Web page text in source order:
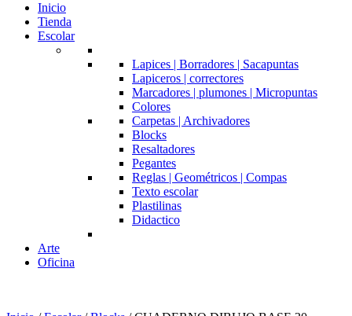
Inicio
Tienda
Escolar
Lapices | Borradores | Sacapuntas
Lapiceros | correctores
Marcadores | plumones | Micropuntas
Colores
Carpetas | Archivadores
Blocks
Resaltadores
Pegantes
Reglas | Geométricos | Compas
Texto escolar
Plastilinas
Didactico
Arte
Oficina